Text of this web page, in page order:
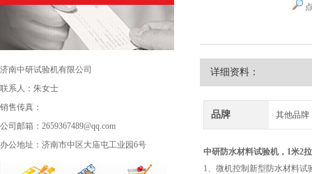
济南中研试验机有限公司
联系人：朱女士
销售传真：
公司邮箱：2659367489@qq.com
办公地址：济南市中区大庙屯工业园6号
详细资料：
品牌 其他品牌
中研防水材料试验机 ，1米2
1、微机控制新型防水材料